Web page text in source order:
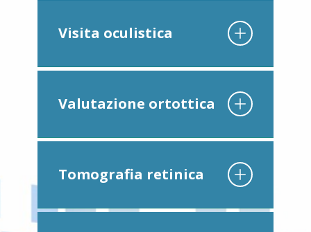
Visita oculistica
Valutazione ortottica
Tomografia retinica